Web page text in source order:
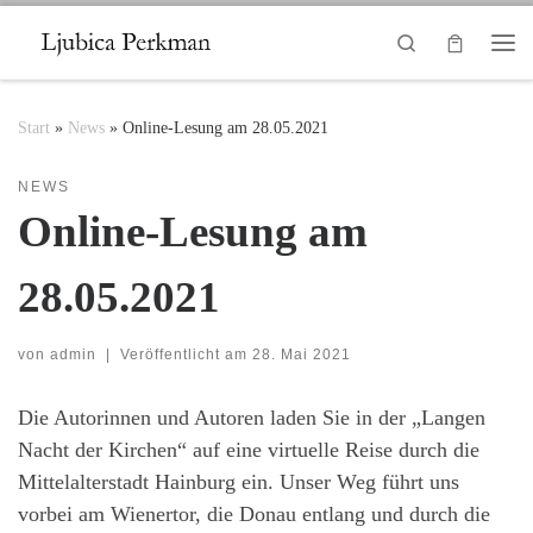
Zum Inhalt springen
Search
Start » News » Online-Lesung am 28.05.2021
NEWS
Online-Lesung am
28.05.2021
von admin | Veröffentlicht am 28. Mai 2021
Die Autorinnen und Autoren laden Sie in der „Langen
Nacht der Kirchen“ auf eine virtuelle Reise durch die
Mittelalterstadt Hainburg ein. Unser Weg führt uns
vorbei am Wienertor, die Donau entlang und durch die